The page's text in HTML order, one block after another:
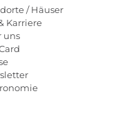
/ Häuser
Karriere
uns